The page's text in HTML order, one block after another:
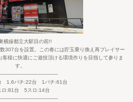
横線都立大駅目の前!!
307台を設置。この春には貯玉乗り換え再プレイサー
様に快適にご遊技頂ける環境作りを目指して参りま
す。
1.6パチ:22台 1パチ:61台
ロ:81台 5スロ:14台